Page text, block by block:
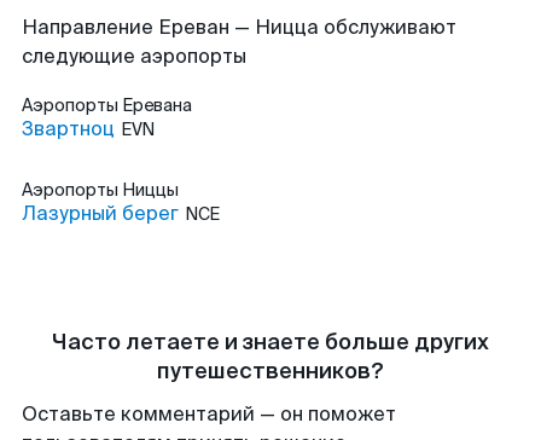
Направление Ереван — Ницца обслуживают
следующие аэропорты
Аэропорты Еревана
Звартноц EVN
Аэропорты Ниццы
Лазурный берег NCE
Часто летаете и знаете больше других
путешественников?
Оставьте комментарий — он поможет